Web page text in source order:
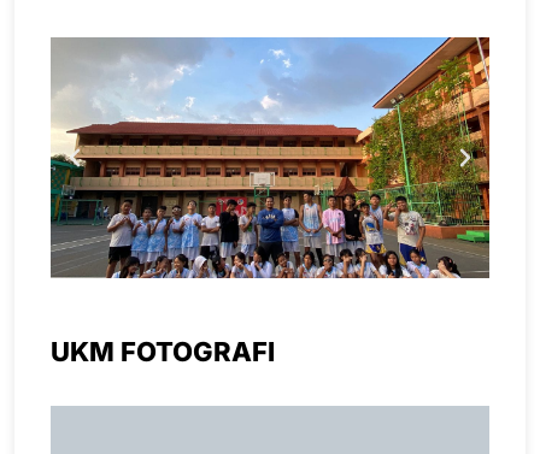
UKM FOTOGRAFI